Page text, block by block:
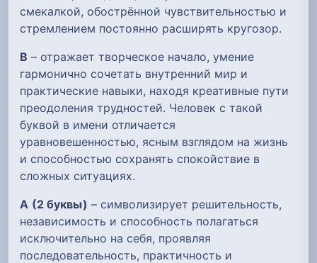
смекалкой, обострённой чувствительностью и
стремлением постоянно расширять кругозор.
В – отражает творческое начало, умение
гармонично сочетать внутренний мир и
практические навыки, находя креативные пути
преодоления трудностей. Человек с такой
буквой в имени отличается
уравновешенностью, ясным взглядом на жизнь
и способностью сохранять спокойствие в
сложных ситуациях.
А (2 буквы) – символизирует решительность,
независимость и способность полагаться
исключительно на себя, проявляя
последовательность, практичность и